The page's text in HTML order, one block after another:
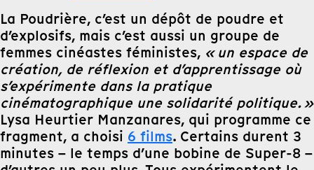
La Poudrière, c’est un dépôt de poudre et
d’explosifs, mais c’est aussi un groupe de
femmes cinéastes féministes, « un espace de
création, de réflexion et d’apprentissage où
s’expérimente dans la pratique
cinématographique une solidarité politique. »
Lysa Heurtier Manzanares, qui programme ce
fragment, a choisi 6 films. Certains durent 3
minutes – le temps d’une bobine de Super-8 –